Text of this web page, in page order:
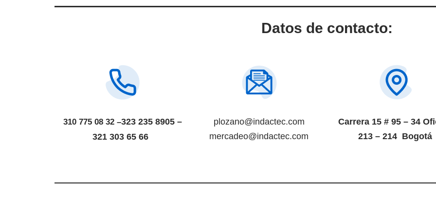
Datos de contacto:
310 775 08 32 –323 235 8905 –
321 303 65 66
plozano@indactec.com
mercadeo@indactec.com
Carrera 15 # 95 – 34
213 – 214 Bogotá